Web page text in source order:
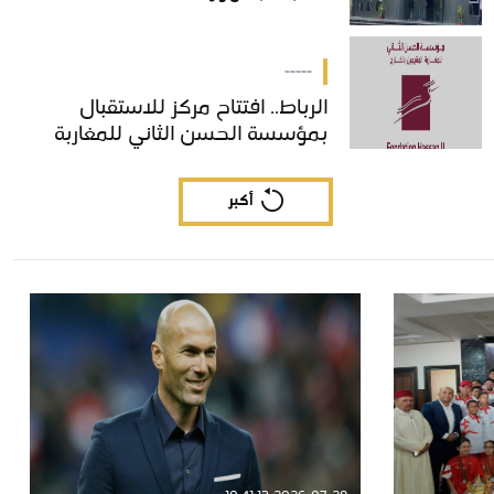
-----
الرباط.. افتتاح مركز للاستقبال
بمؤسسة الحسن الثاني للمغاربة
المقيمين بالخارج
الرباط.. افتتاح مركز للاستقبال
بمؤسسة الحسن الثاني للمغاربة
أكبر